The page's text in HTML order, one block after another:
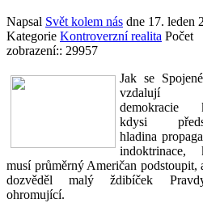
Napsal Svět kolem nás dne 17. leden
Kategorie Kontroverzní realita Počet
zobrazení:: 29957
Jak se
vzdalují
demokracie
kdysi
hladina
indoktrinace,
musí průměrný Američan podstoupit,
dozvěděl malý ždibíček
ohromující.